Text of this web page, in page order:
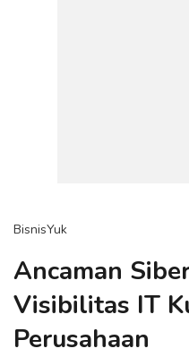
BisnisYuk
Ancaman
Visibilitas IT
Perusahaan